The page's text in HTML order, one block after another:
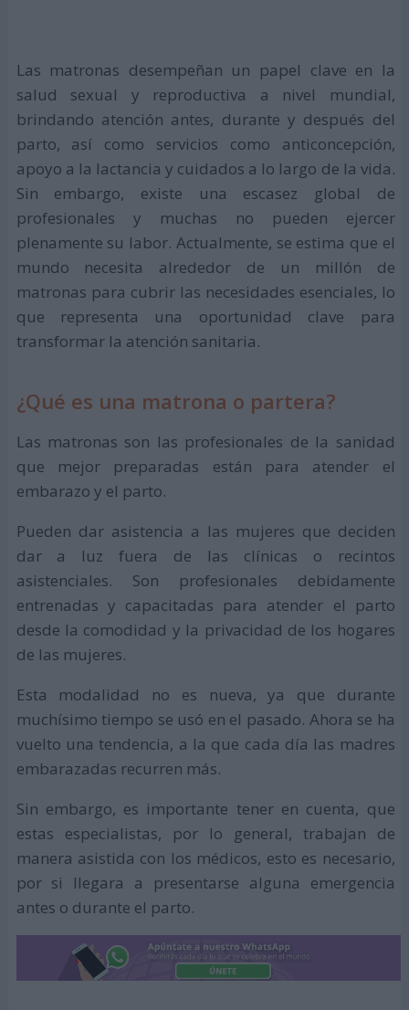
Las matronas desempeñan un papel clave en la
salud sexual y reproductiva a nivel mundial,
brindando atención antes, durante y después del
parto, así como servicios como anticoncepción,
apoyo a la lactancia y cuidados a lo largo de la vida.
Sin embargo, existe una escasez global de
profesionales y muchas no pueden ejercer
plenamente su labor. Actualmente, se estima que el
mundo necesita alrededor de un millón de
matronas para cubrir las necesidades esenciales, lo
que representa una oportunidad clave para
transformar la atención sanitaria.
¿Qué es una matrona o partera?
Las matronas son las profesionales de la sanidad
que mejor preparadas están para atender el
embarazo y el parto.
Pueden dar asistencia a las mujeres que deciden
dar a luz fuera de las clínicas o recintos
asistenciales. Son profesionales debidamente
entrenadas y capacitadas para atender el parto
desde la comodidad y la privacidad de los hogares
de las mujeres.
Esta modalidad no es nueva, ya que durante
muchísimo tiempo se usó en el pasado. Ahora se ha
vuelto una tendencia, a la que cada día las madres
embarazadas recurren más.
Sin embargo, es importante tener en cuenta, que
estas especialistas, por lo general, trabajan de
manera asistida con los médicos, esto es necesario,
por si llegara a presentarse alguna emergencia
antes o durante el parto.